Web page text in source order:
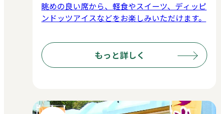
眺めの良い席から、軽食やスイーツ、ディッピ
ンドッツアイスなどをお楽しみいただけます。
もっと詳しく